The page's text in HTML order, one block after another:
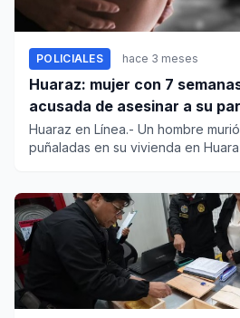
POLICIALES hace 3 meses
Huaraz: mujer con 7
acusada de asesinar a su
puñaladas
Huaraz en Línea.- Un hombre
puñaladas en su vivienda en